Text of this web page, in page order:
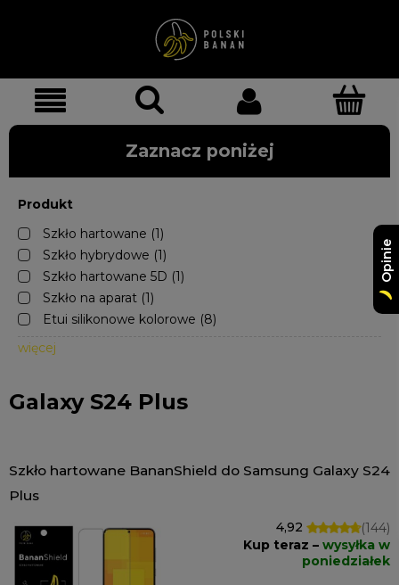
Zaznacz poniżej
Produkt
Szkło hartowane (1)
Szkło hybrydowe (1)
Szkło hartowane 5D (1)
Szkło na aparat (1)
Etui silikonowe kolorowe (8)
więcej
Galaxy S24 Plus
Szkło hartowane BananShield do Samsung Galaxy S24
Plus
4,92
(144)
Kup teraz – wysyłka w
poniedziałek
Opinie